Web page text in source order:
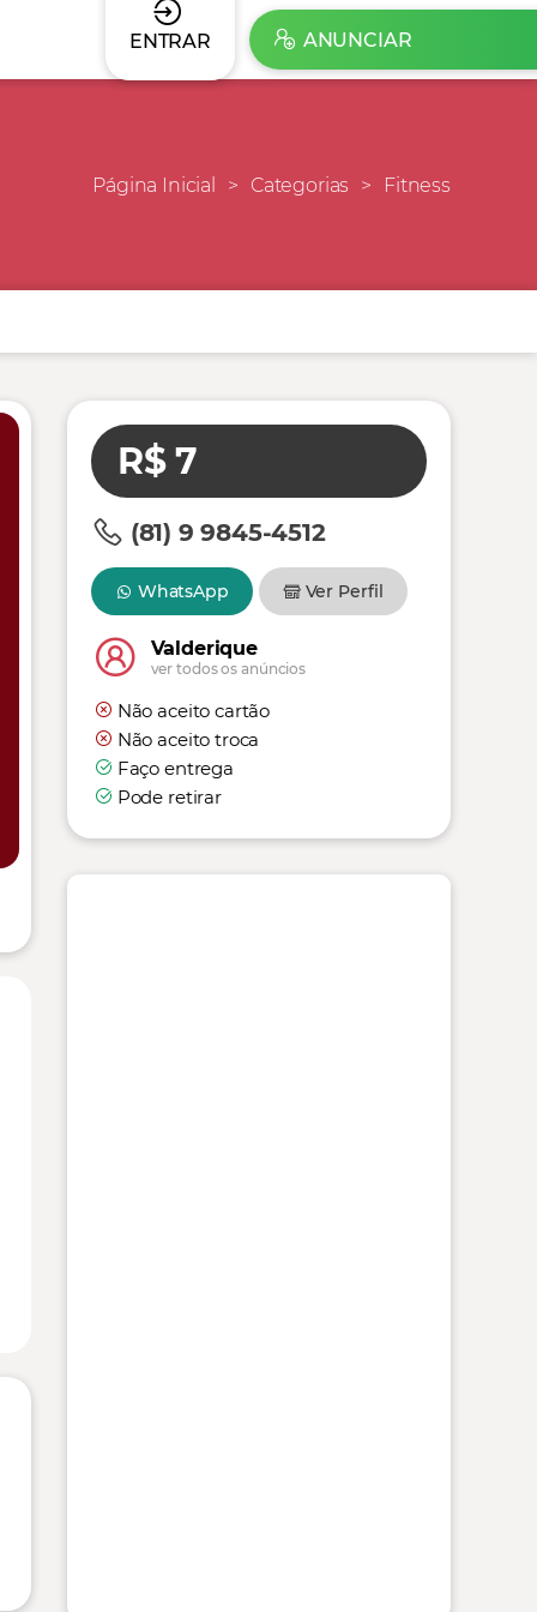
ENTRAR ANUNCIAR
Página Inicial Categorias Fitness
R$ 7
(81) 9 9845-4512
WhatsApp Ver Perfil
Valderique
ver todos os anúncios
Não aceito cartão
Não aceito troca
Faço entrega
Pode retirar